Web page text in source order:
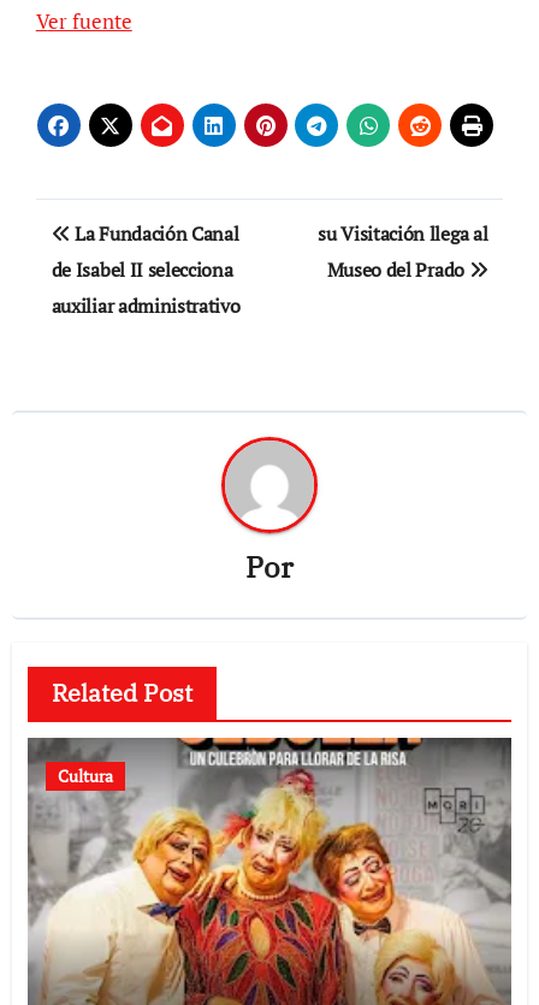
Ver fuente
Navegación
de
entradas
La Fundación Canal
de Isabel II selecciona
auxiliar administrativo
su Visitación llega al
Museo del Prado
Por
Related Post
Cultura